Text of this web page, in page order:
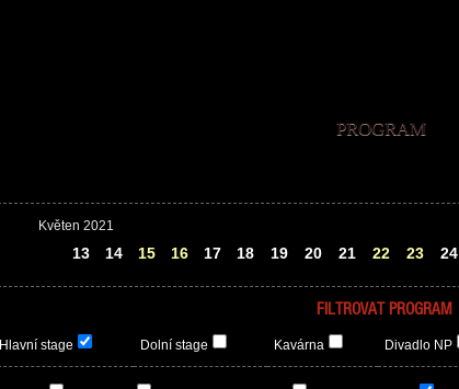
PROGRAM
Květen 2021
13 14 15 16 17 18 19 20 21 22 23 24
FILTROVAT PROGRAM
Hlavní stage Dolní stage Kavárna Divadlo NP